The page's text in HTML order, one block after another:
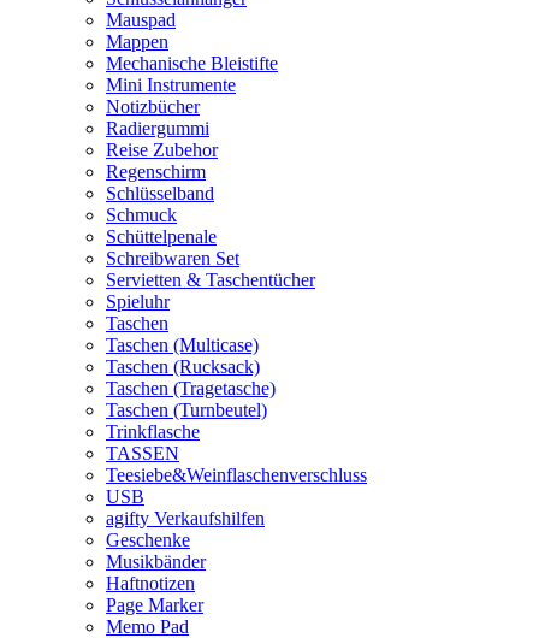
Mauspad
Mappen
Mechanische Bleistifte
Mini Instrumente
Notizbücher
Radiergummi
Reise Zubehor
Regenschirm
Schlüsselband
Schmuck
Schüttelpenale
Schreibwaren Set
Servietten & Taschentücher
Spieluhr
Taschen
Taschen (Multicase)
Taschen (Rucksack)
Taschen (Tragetasche)
Taschen (Turnbeutel)
Trinkflasche
TASSEN
Teesiebe&Weinflaschenverschluss
USB
agifty Verkaufshilfen
Geschenke
Musikbänder
Haftnotizen
Page Marker
Memo Pad